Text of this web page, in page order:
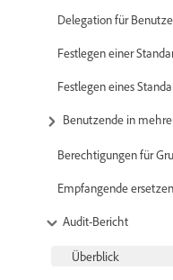
Delegation für
Festlegen einer
Festlegen eines
Benutzende in
Berechtigungen für
Empfangende ersetzen
Audit-Bericht
Überblick